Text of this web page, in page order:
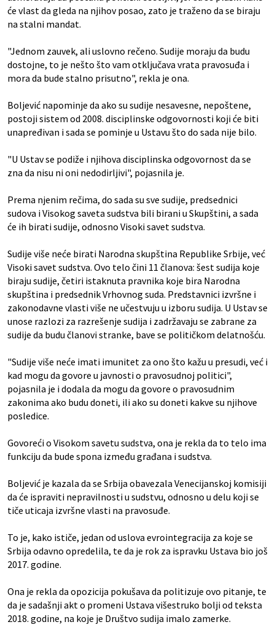
će vlast da gleda na njihov posao, zato je traženo da se biraju
na stalni mandat.
"Jednom zauvek, ali uslovno rečeno. Sudije moraju da budu
dostojne, to je nešto što vam otključava vrata pravosuđa i
mora da bude stalno prisutno", rekla je ona.
Boljević napominje da ako su sudije nesavesne, nepoštene,
postoji sistem od 2008. disciplinske odgovornosti koji će biti
unapređivan i sada se pominje u Ustavu što do sada nije bilo.
"U Ustav se podiže i njihova disciplinska odgovornost da se
zna da nisu ni oni nedodirljivi", pojasnila je.
Prema njenim rečima, do sada su sve sudije, predsednici
sudova i Visokog saveta sudstva bili birani u Skupštini, a sada
će ih birati sudije, odnosno Visoki savet sudstva.
Sudije više neće birati Narodna skupština Republike Srbije, već
Visoki savet sudstva. Ovo telo čini 11 članova: šest sudija koje
biraju sudije, četiri istaknuta pravnika koje bira Narodna
skupština i predsednik Vrhovnog suda. Predstavnici izvršne i
zakonodavne vlasti više ne učestvuju u izboru sudija. U Ustav se
unose razlozi za razrešenje sudija i zadržavaju se zabrane za
sudije da budu članovi stranke, bave se političkom delatnošću.
"Sudije više neće imati imunitet za ono što kažu u presudi, već i
kad mogu da govore u javnosti o pravosudnoj politici",
pojasnila je i dodala da mogu da govore o pravosudnim
zakonima ako budu doneti, ili ako su doneti kakve su njihove
posledice.
Govoreći o Visokom savetu sudstva, ona je rekla da to telo ima
funkciju da bude spona između građana i sudstva.
Boljević je kazala da se Srbija obavezala Venecijanskoj komisiji
da će ispraviti nepravilnosti u sudstvu, odnosno u delu koji se
tiče uticaja izvršne vlasti na pravosuđe.
To je, kako ističe, jedan od uslova evrointegracija za koje se
Srbija odavno opredelila, te da je rok za ispravku Ustava bio još
2017. godine.
Ona je rekla da opozicija pokušava da politizuje ovo pitanje, te
da je sadašnji akt o promeni Ustava višestruko bolji od teksta
2018. godine, na koje je Društvo sudija imalo zamerke.